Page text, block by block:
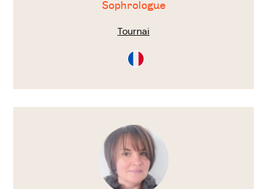
Sophrologue
Tournai
Consultation
en
Voir